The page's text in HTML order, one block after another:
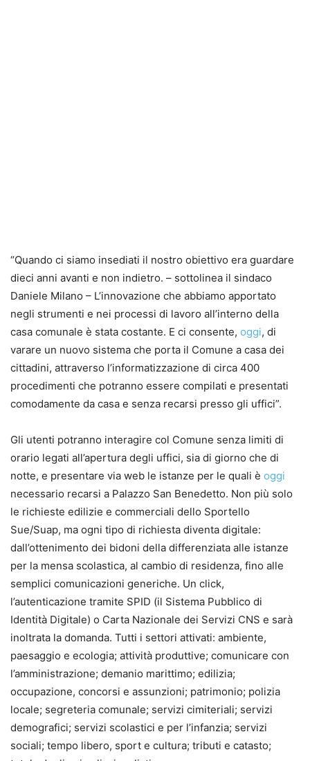
“Quando ci siamo insediati il nostro obiettivo era guardare
dieci anni avanti e non indietro. – sottolinea il sindaco
Daniele Milano – L’innovazione che abbiamo apportato
negli strumenti e nei processi di lavoro all’interno della
casa comunale è stata costante. E ci consente, oggi, di
varare un nuovo sistema che porta il Comune a casa dei
cittadini, attraverso l’informatizzazione di circa 400
procedimenti che potranno essere compilati e presentati
comodamente da casa e senza recarsi presso gli uffici”.
Gli utenti potranno interagire col Comune senza limiti di
orario legati all’apertura degli uffici, sia di giorno che di
notte, e presentare via web le istanze per le quali è oggi
necessario recarsi a Palazzo San Benedetto. Non più solo
le richieste edilizie e commerciali dello Sportello
Sue/Suap, ma ogni tipo di richiesta diventa digitale:
dall’ottenimento dei bidoni della differenziata alle istanze
per la mensa scolastica, al cambio di residenza, fino alle
semplici comunicazioni generiche. Un click,
l’autenticazione tramite SPID (il Sistema Pubblico di
Identità Digitale) o Carta Nazionale dei Servizi CNS e sarà
inoltrata la domanda. Tutti i settori attivati: ambiente,
paesaggio e ecologia; attività produttive; comunicare con
l’amministrazione; demanio marittimo; edilizia;
occupazione, concorsi e assunzioni; patrimonio; polizia
locale; segreteria comunale; servizi cimiteriali; servizi
demografici; servizi scolastici e per l’infanzia; servizi
sociali; tempo libero, sport e cultura; tributi e catasto;